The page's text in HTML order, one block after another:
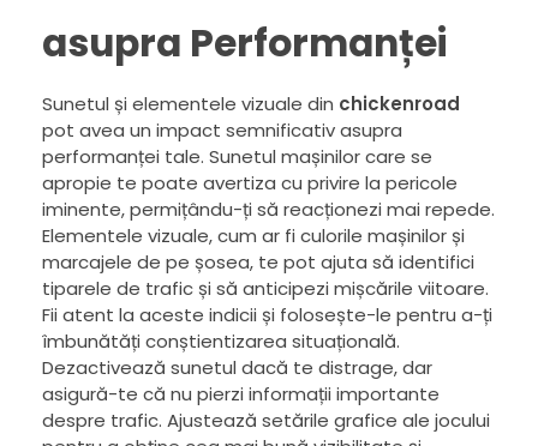
asupra Performanței
Sunetul și elementele vizuale din chickenroad
pot avea un impact semnificativ asupra
performanței tale. Sunetul mașinilor care se
apropie te poate avertiza cu privire la pericole
iminente, permițându-ți să reacționezi mai repede.
Elementele vizuale, cum ar fi culorile mașinilor și
marcajele de pe șosea, te pot ajuta să identifici
tiparele de trafic și să anticipezi mișcările viitoare.
Fii atent la aceste indicii și folosește-le pentru a-ți
îmbunătăți conștientizarea situațională.
Dezactivează sunetul dacă te distrage, dar
asigură-te că nu pierzi informații importante
despre trafic. Ajustează setările grafice ale jocului